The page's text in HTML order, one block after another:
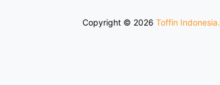
Copyright © 2026 Toffin Indonesia.